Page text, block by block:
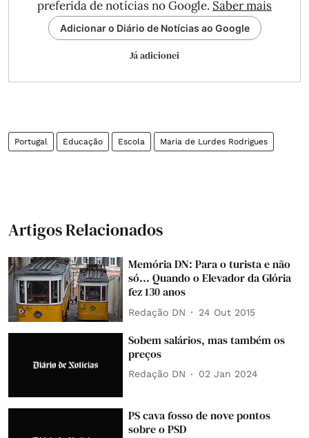
preferida de notícias no Google. Saber mais
Adicionar o Diário de Notícias ao Google
Já adicionei
Portugal Educação Escola Maria de Lurdes Rodrigues
Artigos Relacionados
Memória DN: Para o turista e não
só... Quando o Elevador da Glória
fez 130 anos
Redação DN 24 Out 2015
Sobem salários, mas também os
preços
Redação DN 02 Jan 2024
PS cava fosso de nove pontos
sobre o PSD